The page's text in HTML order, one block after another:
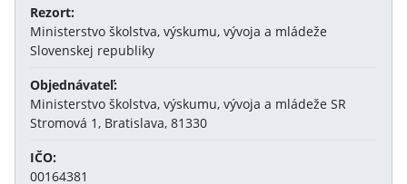
Rezort:
Ministerstvo školstva, výskumu, vývoja a mládeže
Slovenskej republiky
Objednávateľ:
Ministerstvo školstva, výskumu, vývoja a mládeže SR
Stromová 1, Bratislava, 81330
IČO:
00164381